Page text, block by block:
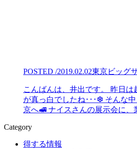
POSTED /2019.02.02東京ビッグ
こんばんは、井出です。 昨日は
が真っ白でしたね･･･❆ そんな
京へ🚅 ナイスさんの展示会に
Category
得する情報